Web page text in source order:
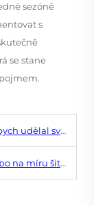
sezóně
s
se stane
vůči tlaku a úderům?
kožené tašky?